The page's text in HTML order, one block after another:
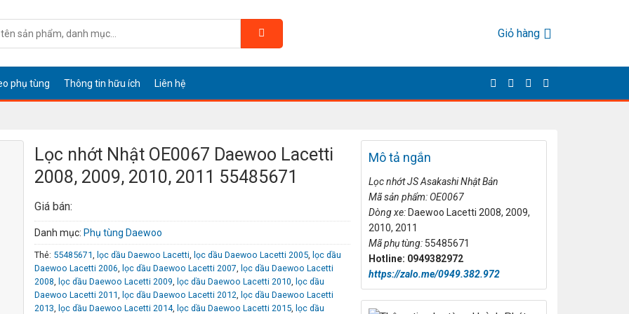
Giỏ hàng
phụ tùng Thông tin hữu ích Liên hệ
Lọc nhớt Nhật OE0067 Daewoo Lacetti
2008, 2009, 2010, 2011 55485671
Giá bán:
Danh mục: Phụ tùng Daewoo
Thẻ: 55485671, lọc dầu Daewoo Lacetti, lọc dầu Daewoo Lacetti 2005, lọc dầu
Daewoo Lacetti 2006, lọc dầu Daewoo Lacetti 2007, lọc dầu Daewoo Lacetti
2008, lọc dầu Daewoo Lacetti 2009, lọc dầu Daewoo Lacetti 2010, lọc dầu
Daewoo Lacetti 2011, lọc dầu Daewoo Lacetti 2012, lọc dầu Daewoo Lacetti
2013, lọc dầu Daewoo Lacetti 2014, lọc dầu Daewoo Lacetti 2015, lọc dầu
Mô tả ngắn
Lọc nhớt JS AsakashiNhật Bản
Mã sản phẩm: OE0067
Dòng xe: Daewoo Lacetti 2008, 2009,
2010, 2011
Mã phụ tùng: 55485671
Hotline: 0949382972
https://zalo.me/0949.382.972